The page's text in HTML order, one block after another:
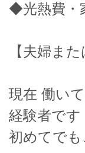
◆光熱費・
【夫婦ま
現在 働い
経験者です
初めてで